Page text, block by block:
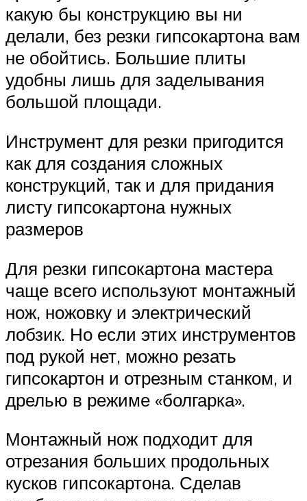
какую бы конструкцию вы ни
делали, без резки гипсокартона вам
не обойтись. Большие плиты
удобны лишь для заделывания
большой площади.
Инструмент для резки пригодится
как для создания сложных
конструкций, так и для придания
листу гипсокартона нужных
размеров
Для резки гипсокартона мастера
чаще всего используют монтажный
нож, ножовку и электрический
лобзик. Но если этих инструментов
под рукой нет, можно резать
гипсокартон и отрезным станком, и
дрелью в режиме «болгарка».
Монтажный нож подходит для
отрезания больших продольных
кусков гипсокартона. Сделав